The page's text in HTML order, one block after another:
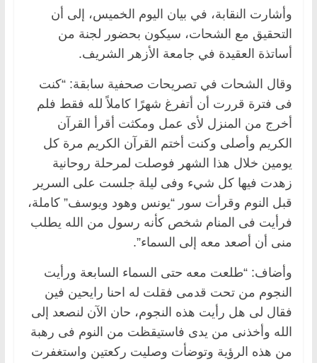
وأشارت النقابة، في بيان اليوم الخميس، إلى أن
التحقيق مع الشحات، سيكون بحضور لجنة من
أساتذة العقيدة في جامعة الأزهر الشريف.
وقال الشحات في تصريحات صحفية سابقة: “كنت
فى فترة قررت أن أتفرغ شهرًا كاملاً لله فقط فلم
أخرج من المنزل لأى عمل ومكثت أقرأ القرآن
الكريم وأصلى وكنت أختم القرآن الكريم مرة كل
يومين خلال هذا الشهر فوصلت لمرحلة روحانية
زهدت فيها كل شيء وفى ليلة جلست على السرير
قبل النوم وقرأت سور “يونس وهود ويوسف” كاملة،
فرأيت فى المنام شخص كأنه رسول من الله يطلب
منى أن أصعد معه إلى السماء”.
وأضاف: “طلعت معه حتى السماء السابعة ورأيت
النجوم من تحت قدمى فقلت له احنا رايحين فين
فقال لى هل رأيت هذه النجوم، حان الآن لنصعد إلى
الله وأخذنى من يدى فاستيقظت من النوم فى رهبة
من هذه الرؤية وتوضأت وصليت ركعتين واستغفرت